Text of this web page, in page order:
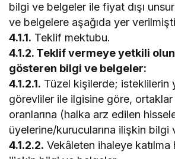
bilgi ve belgeler ile fiyat dışı
ve belgelere aşağıda yer
4.1.1. Teklif mektubu.
4.1.2. Teklif vermeye yetkili
gösteren bilgi ve belgeler:
4.1.2.1. Tüzel kişilerde; isteklilerin
görevliler ile ilgisine göre, ortaklar
oranlarına (halka arz edilen
üyelerine/kurucularına ilişkin bilgi
4.1.2.2. Vekâleten ihaleye